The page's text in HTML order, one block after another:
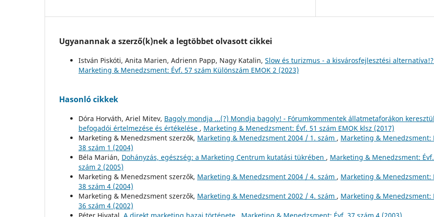
Ugyanannak a szerző(k)nek a legtöbbet olvasott cikkei
István Piskóti, Anita Marien, Adrienn Papp, Nagy Katalin, Slow és turizmus - a kisvárosfejlesztési alternatíva!?
Marketing & Menedzsment: Évf. 57 szám Különszám EMOK 2 (2023)
Hasonló cikkek
Dóra Horváth, Ariel Mitev, Bagoly mondja ...(?) Mondja bagoly! - Fórumkommentek állatmetaforákon
befogadói értelmezése és értékelése , Marketing & Menedzsment: Évf. 51 szám EMOK klsz (2017)
Marketing & Menedzsment szerzők, Marketing & Menedzsment 2004 / 1. szám , Marketing & Menedzsment:
38 szám 1 (2004)
Béla Marián, Dohányzás, egészség: a Marketing Centrum kutatási tükrében , Marketing & Menedzsment:
szám 2 (2005)
Marketing & Menedzsment szerzők, Marketing & Menedzsment 2004 / 4. szám , Marketing & Menedzsment:
38 szám 4 (2004)
Marketing & Menedzsment szerzők, Marketing & Menedzsment 2002 / 4. szám , Marketing & Menedzsment:
36 szám 4 (2002)